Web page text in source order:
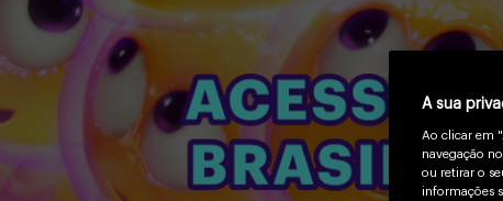
A sua
Ao clicar em
navegação
ou retirar o
informações